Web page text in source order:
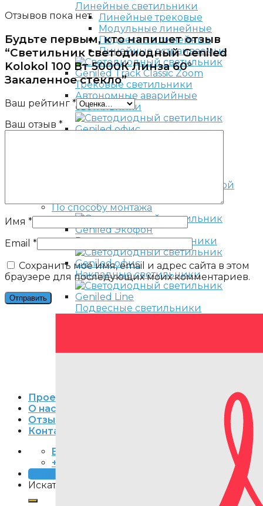
Линейные светильники
Линейные трековые
Модульные линейные
Подвесные линейные
Линейные встраиваемые
Трековые светильники
Автономные аварийные
светильники
По способу монтажа
Встраиваемые светильники
Накладные светильники
Подвесные светильники
Проекты
О нас
Отзывы
Контакты
Email
+7 (495) 240-85-53
Заявка
Искать:
Отзывов пока нет.
Будьте первым, кто напишет отзыв
“Светильник светодиодный Geniled
Kolokol 100 Вт 5000К Линза 60°
Закаленное стекло”
Ваш рейтинг *
Ваш отзыв *
Имя *
Email *
Сохранить моё имя, email и адрес сайта в этом
браузере для последующих моих комментариев.